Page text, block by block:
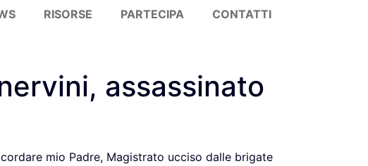
RISORSE PARTECIPA CONTATTI
assassinato
mio Padre, Magistrato ucciso dalle brigate